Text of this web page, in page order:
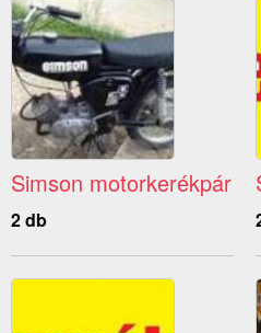
Simson motorkerékpár
2 db